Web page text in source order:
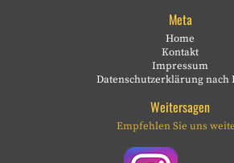
Meta
Home
Kontakt
Impressum
Datenschutzerklärung nach
Weitersagen
Empfehlen Sie uns